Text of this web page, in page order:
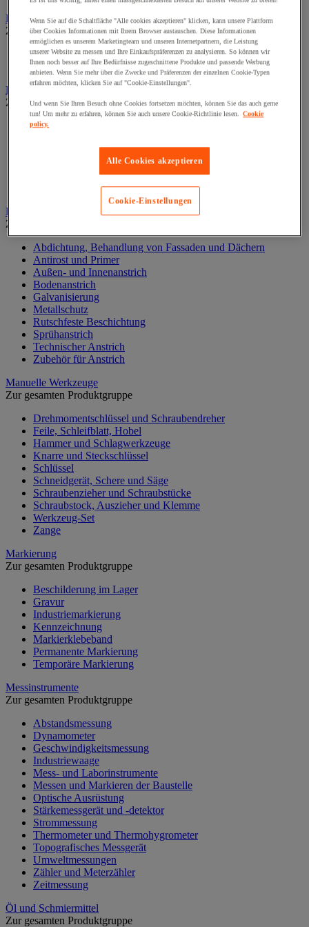
Elektrowerkzeug
Zur gesamten Produktgruppe
Elektrowerkzeug mit Kabel
Kabelloses Elektrowerkzeug
Kleben und Abdichten
Zur gesamten Produktgruppe
Industrie- und Wartungskleber
Klebstoff und Dichtmasse zur Isolierung, Schalldämmung
Oberflächenbehandlung- und Reinigung
Zubehör zum Kleben und Abdichten
Lackieren und Beschichten
Zur gesamten Produktgruppe
Abdichtung, Behandlung von Fassaden und Dächern
Antirost und Primer
Außen- und Innenanstrich
Bodenanstrich
Galvanisierung
Metallschutz
Rutschfeste Beschichtung
Sprühanstrich
Technischer Anstrich
Zubehör für Anstrich
Manuelle Werkzeuge
Zur gesamten Produktgruppe
Drehmomentschlüssel und Schraubendreher
Feile, Schleifblatt, Hobel
Hammer und Schlagwerkzeuge
Knarre und Steckschlüssel
Schlüssel
Schneidgerät, Schere und Säge
Schraubenzieher und Schraubstücke
Schraubstock, Auszieher und Klemme
Werkzeug-Set
Zange
Markierung
Zur gesamten Produktgruppe
Beschilderung im Lager
Gravur
Industriemarkierung
Kennzeichnung
Markierklebeband
Permanente Markierung
Temporäre Markierung
Messinstrumente
Zur gesamten Produktgruppe
Abstandsmessung
Dynamometer
Geschwindigkeitsmessung
Industriewaage
Mess- und Laborinstrumente
Messen und Markieren der Baustelle
Optische Ausrüstung
Stärkemessgerät und -detektor
Strommessung
Thermometer und Thermohygrometer
Topografisches Messgerät
Umweltmessungen
Zähler und Meterzähler
Zeitmessung
Öl und Schmiermittel
Zur gesamten Produktgruppe
Wenn Sie auf die Schaltfläche "Alle cookies akzeptieren" klicken, kann unsere Plattform
über Cookies Informationen mit Ihrem Browser austauschen. Diese Informationen
ermöglichen es unserem Marketingteam und unseren Internetpartnern, die Leistung
unserer Website zu messen und Ihre Einkaufspräferenzen zu analysieren. So können wir
Ihnen noch besser auf Ihre Bedürfnisse zugeschnittene Produkte und passende Werbung
anbieten. Wenn Sie mehr über die Zwecke und Präferenzen der einzelnen Cookie-Typen
erfahren möchten, klicken Sie auf "Cookie-Einstellungen".
Und wenn Sie Ihren Besuch ohne Cookies fortsetzen möchten, können Sie das auch gerne
tun! Um mehr zu erfahren, können Sie auch unsere Cookie-Richtlinie lesen. Cookie
policy.
Alle Cookies akzeptieren
Cookie-Einstellungen